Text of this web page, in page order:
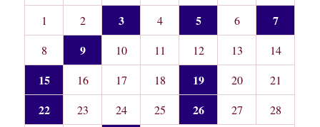
1 2 3 4 5 6 7
8 9 10 11 12 13 14
15 16 17 18 19 20 21
22 23 24 25 26 27
28